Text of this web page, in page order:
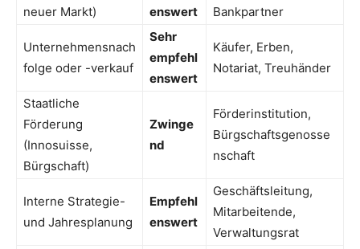
neuer Markt)
enswert
Bankpartner
Unternehmensnach
folge oder -verkauf
Sehr
empfehl
enswert
Käufer, Erben,
Notariat, Treuhänder
Staatliche
Förderung
(Innosuisse,
Bürgschaft)
Zwinge
nd
Förderinstitution,
Bürgschaftsgenosse
nschaft
Interne Strategie-
und Jahresplanung
Empfehl
enswert
Geschäftsleitung,
Mitarbeitende,
Verwaltungsrat